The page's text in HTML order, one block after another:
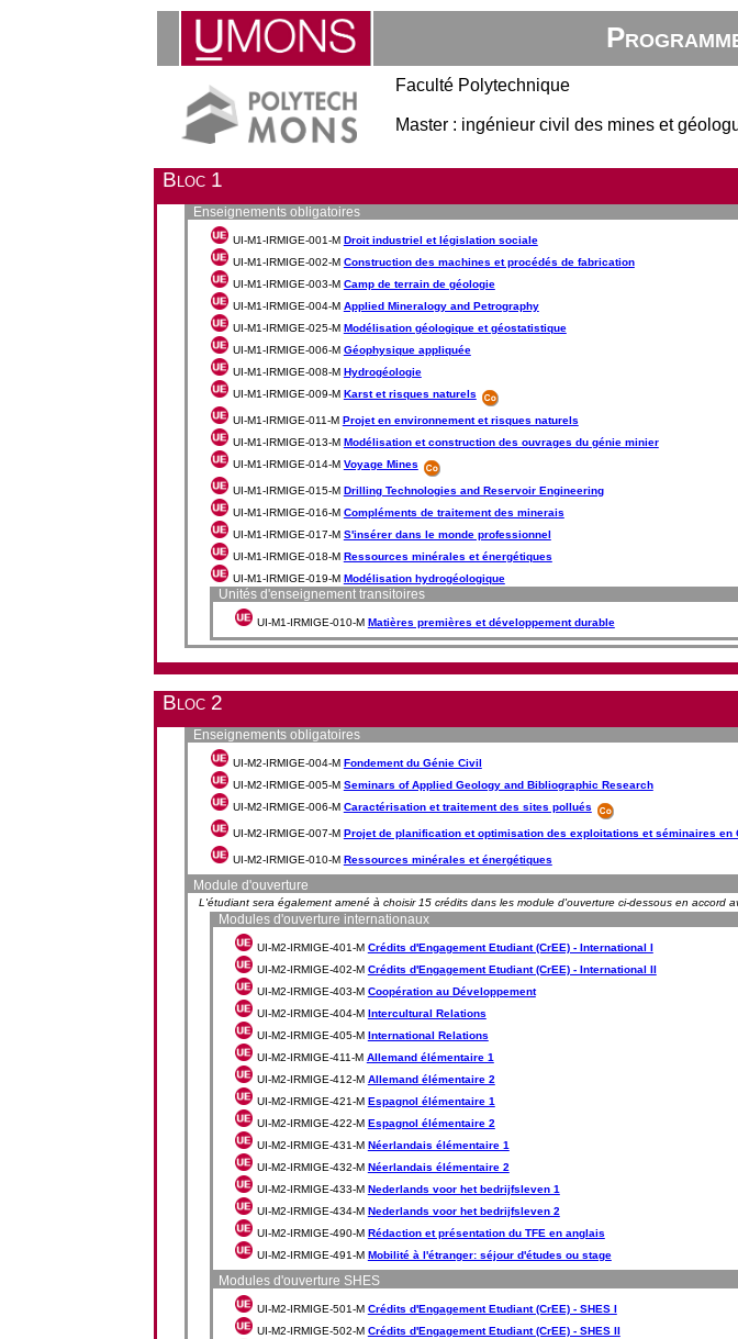
Faculté Polytechnique
Master : ingénieur civil des mines et
Bloc 1
Enseignements obligatoires
UI-M1-IRMIGE-001-M Droit industriel et législation sociale
UI-M1-IRMIGE-002-M Construction des machines et procédés de fabrication
UI-M1-IRMIGE-003-M Camp de terrain de géologie
UI-M1-IRMIGE-004-M Applied Mineralogy and Petrography
UI-M1-IRMIGE-025-M Modélisation géologique et géostatistique
UI-M1-IRMIGE-006-M Géophysique appliquée
UI-M1-IRMIGE-008-M Hydrogéologie
UI-M1-IRMIGE-009-M Karst et risques naturels
UI-M1-IRMIGE-011-M Projet en environnement et risques naturels
UI-M1-IRMIGE-013-M Modélisation et construction des ouvrages du génie minier
UI-M1-IRMIGE-014-M Voyage Mines
UI-M1-IRMIGE-015-M Drilling Technologies and Reservoir Engineering
UI-M1-IRMIGE-016-M Compléments de traitement des minerais
UI-M1-IRMIGE-017-M S'insérer dans le monde professionnel
UI-M1-IRMIGE-018-M Ressources minérales et énergétiques
UI-M1-IRMIGE-019-M Modélisation hydrogéologique
Unités d'enseignement transitoires
UI-M1-IRMIGE-010-M Matières premières et développement durable
Bloc 2
Enseignements obligatoires
UI-M2-IRMIGE-004-M Fondement du Génie Civil
UI-M2-IRMIGE-005-M Seminars of Applied Geology and Bibliographic Research
UI-M2-IRMIGE-006-M Caractérisation et traitement des sites pollués
UI-M2-IRMIGE-007-M Projet de planification et optimisation des exploitations et séminaires en
UI-M2-IRMIGE-010-M Ressources minérales et énergétiques
Module d'ouverture
L'étudiant sera également amené à choisir 15 crédits dans les module d'ouverture ci-dessous en accord
Modules d'ouverture internationaux
UI-M2-IRMIGE-401-M Crédits d'Engagement Etudiant (CrEE) - International I
UI-M2-IRMIGE-402-M Crédits d'Engagement Etudiant (CrEE) - International II
UI-M2-IRMIGE-403-M Coopération au Développement
UI-M2-IRMIGE-404-M Intercultural Relations
UI-M2-IRMIGE-405-M International Relations
UI-M2-IRMIGE-411-M Allemand élémentaire 1
UI-M2-IRMIGE-412-M Allemand élémentaire 2
UI-M2-IRMIGE-421-M Espagnol élémentaire 1
UI-M2-IRMIGE-422-M Espagnol élémentaire 2
UI-M2-IRMIGE-431-M Néerlandais élémentaire 1
UI-M2-IRMIGE-432-M Néerlandais élémentaire 2
UI-M2-IRMIGE-433-M Nederlands voor het bedrijfsleven 1
UI-M2-IRMIGE-434-M Nederlands voor het bedrijfsleven 2
UI-M2-IRMIGE-490-M Rédaction et présentation du TFE en anglais
UI-M2-IRMIGE-491-M Mobilité à l'étranger: séjour d'études ou stage
Modules d'ouverture SHES
UI-M2-IRMIGE-501-M Crédits d'Engagement Etudiant (CrEE) - SHES I
UI-M2-IRMIGE-502-M Crédits d'Engagement Etudiant (CrEE) - SHES II